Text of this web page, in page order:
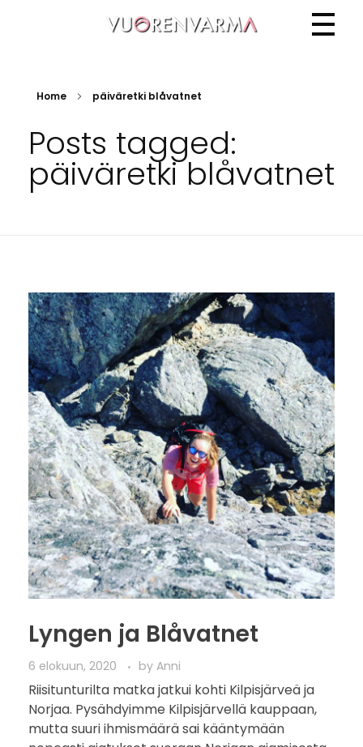
Home päiväretki blåvatnet
Posts tagged:
päiväretki blåvatnet
Lyngen ja Blåvatnet
6 elokuun, 2020 by Anni
Riisitunturilta matka jatkui kohti Kilpisjärveä ja
Norjaa. Pysähdyimme Kilpisjärvellä kauppaan,
mutta suuri ihmismäärä sai kääntymään